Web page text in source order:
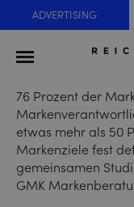
ADVERTISING
76 Prozent der
etwas mehr als 50
Markenziele fest
gemeinsamen
GMK